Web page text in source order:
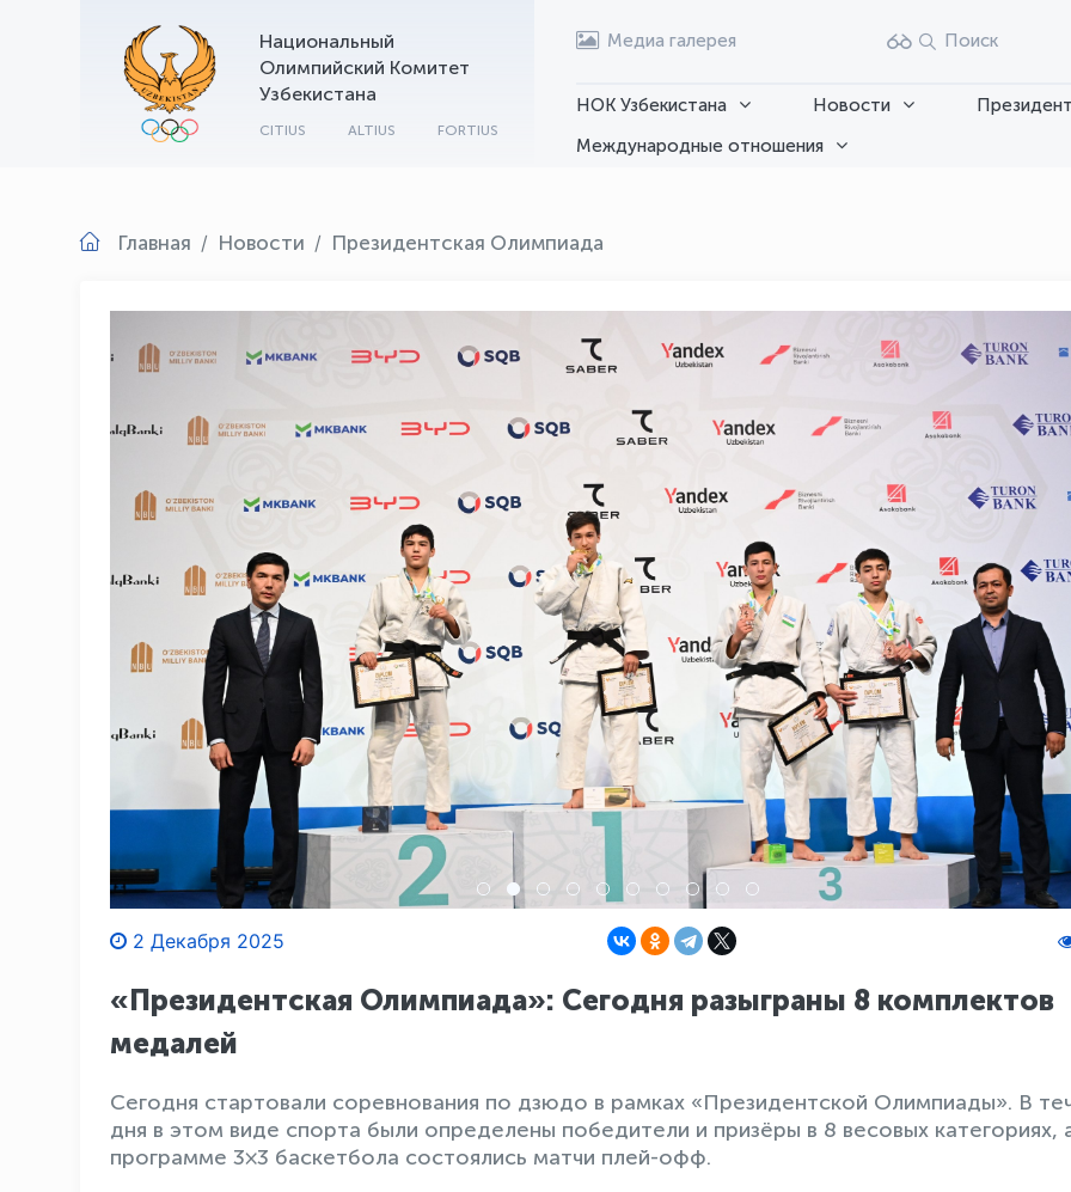
Национальный
Олимпийский Комитет
Узбекистана
CITIUS ALTIUS FORTIUS
Медиа галерея Поиск
НОК Узбекистана Новости
Международные отношения
Главная Новости Президентская Олимпиада
2 Декабря 2025
«Президентская Олимпиада»: Сегодня разыграны 8 комплектов
медалей
Сегодня стартовали соревнования по дзюдо в рамках «Президентской Олимпиады». В
дня в этом виде спорта были определены победители и призёры в 8 весовых категориях,
программе 3×3 баскетбола состоялись матчи плей-офф.